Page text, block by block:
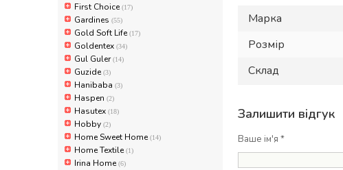
First Choice(17)
Gardines (55)
Gold Soft Life(17)
Goldentex (34)
Gul Guler(14)
Guzide(3)
Hanibaba (3)
Haspen (2)
Hasutex (18)
Hobby (2)
Home Sweet Home(14)
Home Textile(1)
Irina Home(6)
Марка
Розмір
Склад
Залишити відгук
Ваше ім'я *